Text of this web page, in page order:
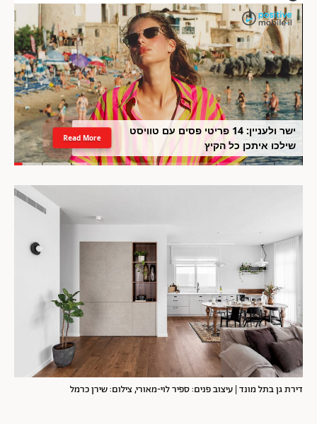
ישר ולעניין: 14 פריטי פסים עם טוויסט
שילכו איתכן כל הקיץ
Read More
דירת גן בתל מונד | עיצוב פנים: ספיר לוי-מאורי, צילום: שירן כרמל